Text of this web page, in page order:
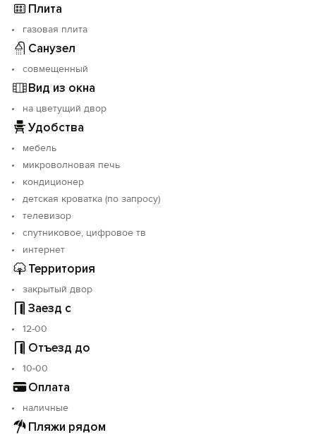
Плита
газовая плита
Санузел
совмещенный
Вид из окна
на цветущий двор
Удобства
мебель
микроволновая печь
кондиционер
детская кроватка (по запросу)
телевизор
спутниковое, цифровое тв
интернет
Территория
закрытый двор
Заезд с
12-00
Отъезд до
10-00
Оплата
наличные
Пляжи рядом